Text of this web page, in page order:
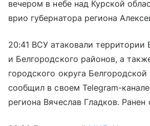
вечером в небе над Курской
врио губернатора региона
20:41 ВСУ атаковали территории
и Белгородского районов, а
городского округа Белгородской
сообщил в своем Telegram-
региона Вячеслав Гладков. Ранен